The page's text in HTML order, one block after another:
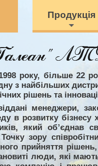
Продукція
року, більше 22
з найбільших
рішень та
менеджери,
розвитку бізнесу
який об’єднав
зору
прийняття
люди, які